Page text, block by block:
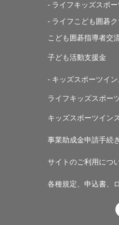
- ライフキッズスポ
- ライフこども囲碁
こども囲碁指導者交
子ども活動支援金
- キッズスポーツイ
ライフキッズスポー
キッズスポーツイン
事業助成金申請手続き
サイトのご利用につ
各種規定、申込書、